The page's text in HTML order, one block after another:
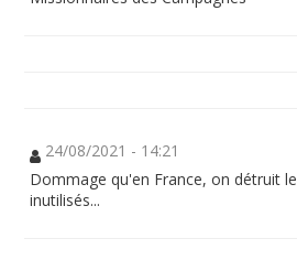
24/08/2021 - 14:21
Dommage qu'en France, on détruit
inutilisés...